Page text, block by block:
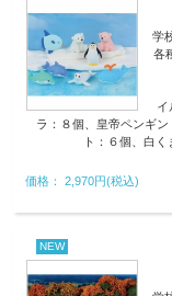
学
各
イ
ラ：８個、皇帝ペンギ
ト：６個、白
価格： 2,970円(税込)
NEW